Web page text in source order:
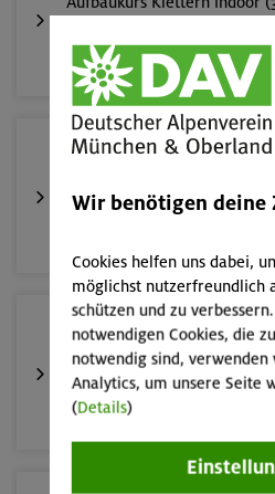
München
16.08.26
19.08.26
Schnupperkletterkurs indoor
München
Wir benötigen deine
Cookies helfen uns dabei,
möglichst nutzerfreundlich
schützen und zu
notwendigen Cookies, die
notwendig sind, verwenden
Analytics, um unsere Seite
(Details)